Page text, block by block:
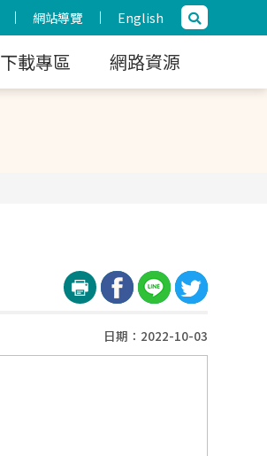
網站導覽 English
下載專區 網路資源
日期：2022-10-03